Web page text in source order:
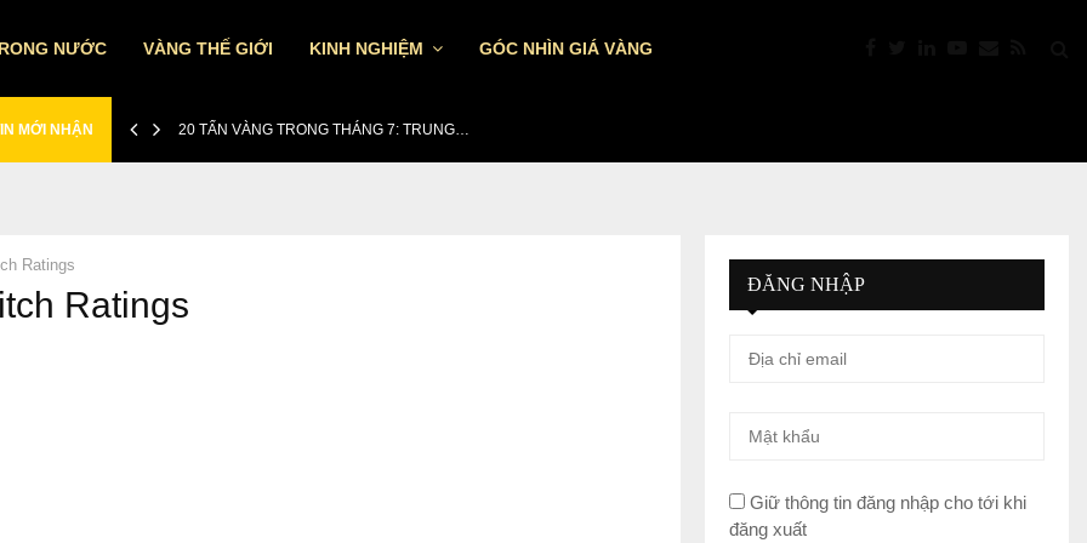
NƯỚC VÀNG THẾ GIỚI KINH NGHIỆM GÓC NHÌN GIÁ VÀNG
MỚI NHẬN 20 TẤN VÀNG TRONG THÁNG 7: TRUNG…
Ratings
Ratings
ĐĂNG NHẬP
Giữ thông tin đăng nhập cho tới khi
đăng xuất